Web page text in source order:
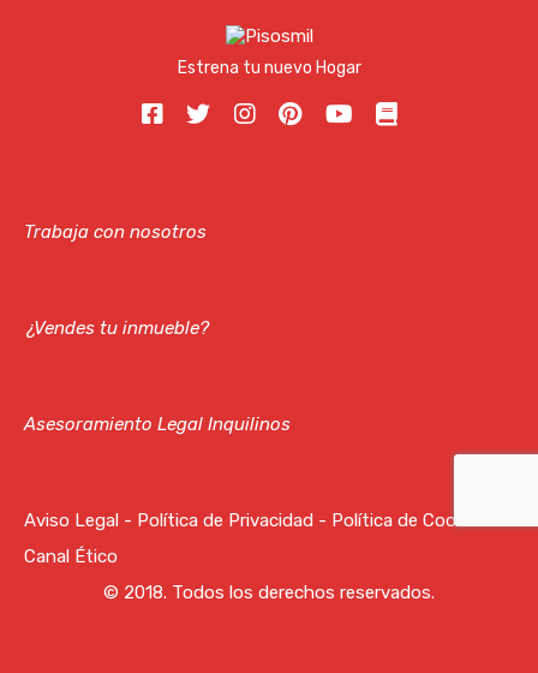
Estrena tu nuevo Hogar
Trabaja con nosotros
¿Vendes tu inmueble?
Asesoramiento Legal Inquilinos
Aviso Legal - Política de Privacidad - Política de Cookies
Canal Ético
© 2018. Todos los derechos reservados.